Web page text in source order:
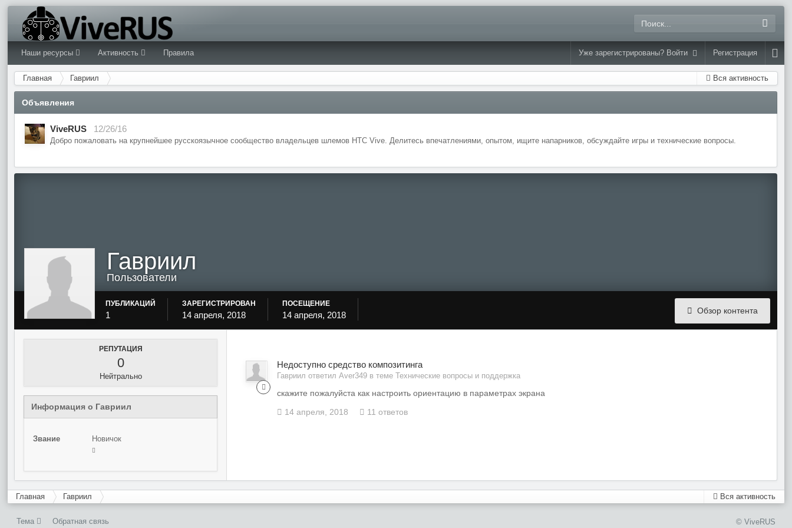
Наши ресурсы Активность Правила Уже зарегистрированы? Войти Регистрация
Вся активность
Главная Гавриил
Объявления
ViveRUS 12/26/16
Добро пожаловать на крупнейшее русскоязычное сообщество владельцев шлемов HTC Vive. Делитесь впечатлениями, опытом, ищите напарников, обсуждайте игры и технические вопросы.
Гавриил
Пользователи
Обзор контента
ПУБЛИКАЦИЙ
1
ЗАРЕГИСТРИРОВАН
14 апреля, 2018
ПОСЕЩЕНИЕ
14 апреля, 2018
РЕПУТАЦИЯ
0
Нейтрально
Информация о Гавриил
Звание Новичок
Недоступно средство композитинга
Гавриил ответил Aver349 в темеТехнические вопросы и поддержка
скажите пожалуйста как настроить ориентацию в параметрах экрана
14 апреля, 2018
11 ответов
Вся активность
Главная Гавриил
Тема Обратная связь © ViveRUS